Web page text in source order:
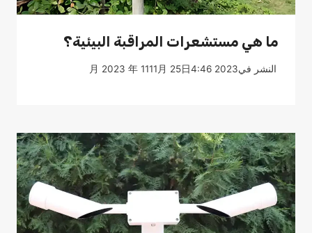
ما هي مستشعرات المراقبة البيئية؟
النشر في2023 月 2023 年 1111月 25日4:46